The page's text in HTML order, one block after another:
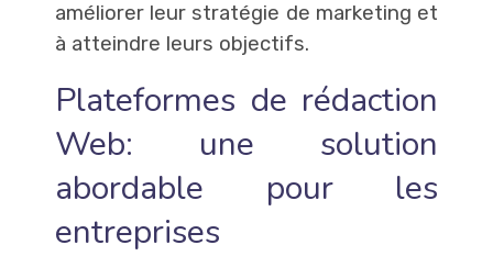
améliorer leur stratégie de marketing et
à atteindre leurs objectifs.
Plateformes de rédaction
Web: une solution
abordable pour les
entreprises